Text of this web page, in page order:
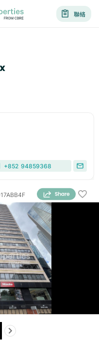
聯絡
+852 94859368